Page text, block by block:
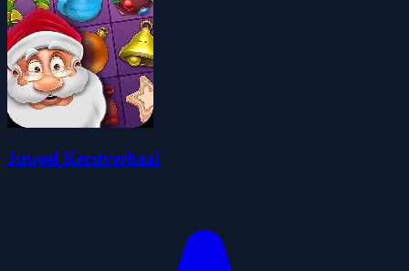
Juweel Kerstverhaal